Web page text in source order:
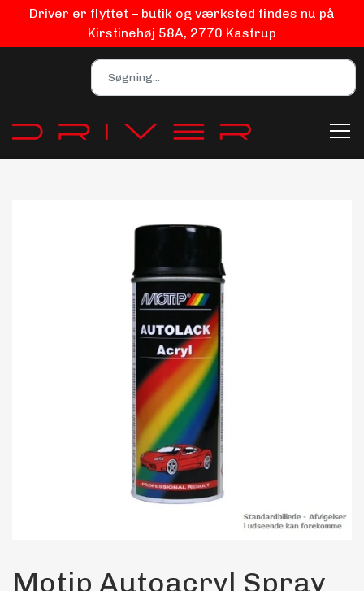
Driver er flyttet – butik og værksted findes nu på
Kirstinehøj 58A, 2770 Kastrup
Biludstyr
EV Udstyr
Maling
Bilstereo
Transport Udstyr
Motip Autoacryl Spray